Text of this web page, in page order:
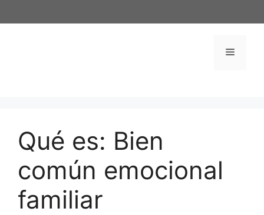
al
Menú
Qué es: Bien
común emocional
familiar